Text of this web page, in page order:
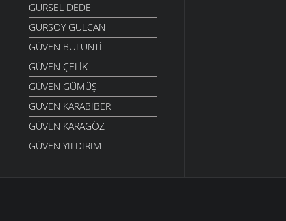
GÜRSEL DEDE
GÜRSOY GÜLCAN
GÜVEN BULUNTI
GÜVEN ÇELIK
GÜVEN GÜMÜŞ
GÜVEN KARABIBER
GÜVEN KARAGÖZ
GÜVEN YILDIRIM